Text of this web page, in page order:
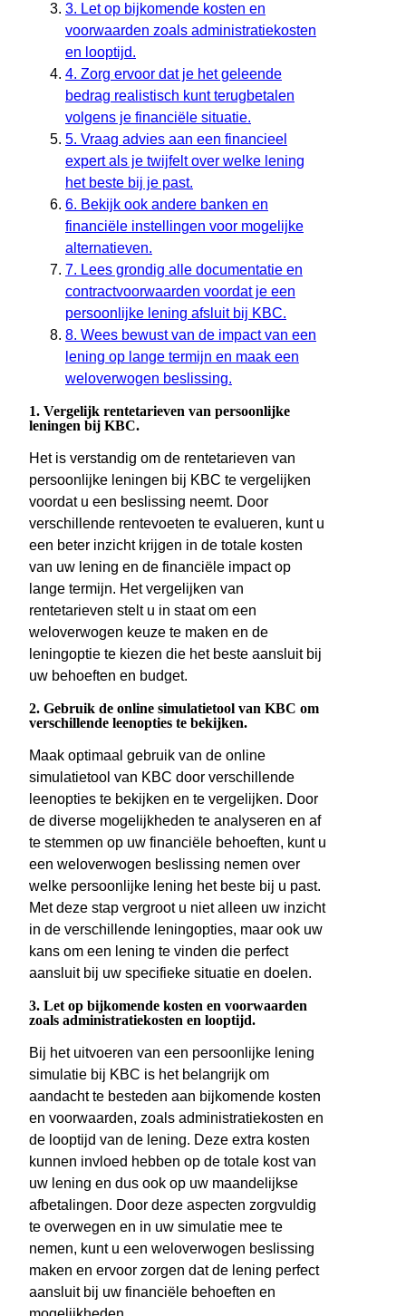
3. Let op bijkomende kosten en
voorwaarden zoals administratiekosten
en looptijd.
4. Zorg ervoor dat je het geleende
bedrag realistisch kunt terugbetalen
volgens je financiële situatie.
5. Vraag advies aan een financieel
expert als je twijfelt over welke lening
het beste bij je past.
6. Bekijk ook andere banken en
financiële instellingen voor mogelijke
alternatieven.
7. Lees grondig alle documentatie en
contractvoorwaarden voordat je een
persoonlijke lening afsluit bij KBC.
8. Wees bewust van de impact van een
lening op lange termijn en maak een
weloverwogen beslissing.
1. Vergelijk rentetarieven van persoonlijke
leningen bij KBC.
Het is verstandig om de rentetarieven van
persoonlijke leningen bij KBC te vergelijken
voordat u een beslissing neemt. Door
verschillende rentevoeten te evalueren, kunt u
een beter inzicht krijgen in de totale kosten
van uw lening en de financiële impact op
lange termijn. Het vergelijken van
rentetarieven stelt u in staat om een
weloverwogen keuze te maken en de
leningoptie te kiezen die het beste aansluit bij
uw behoeften en budget.
2. Gebruik de online simulatietool van KBC om
verschillende leenopties te bekijken.
Maak optimaal gebruik van de online
simulatietool van KBC door verschillende
leenopties te bekijken en te vergelijken. Door
de diverse mogelijkheden te analyseren en af
te stemmen op uw financiële behoeften, kunt u
een weloverwogen beslissing nemen over
welke persoonlijke lening het beste bij u past.
Met deze stap vergroot u niet alleen uw inzicht
in de verschillende leningopties, maar ook uw
kans om een lening te vinden die perfect
aansluit bij uw specifieke situatie en doelen.
3. Let op bijkomende kosten en voorwaarden
zoals administratiekosten en looptijd.
Bij het uitvoeren van een persoonlijke lening
simulatie bij KBC is het belangrijk om
aandacht te besteden aan bijkomende kosten
en voorwaarden, zoals administratiekosten en
de looptijd van de lening. Deze extra kosten
kunnen invloed hebben op de totale kost van
uw lening en dus ook op uw maandelijkse
afbetalingen. Door deze aspecten zorgvuldig
te overwegen en in uw simulatie mee te
nemen, kunt u een weloverwogen beslissing
maken en ervoor zorgen dat de lening perfect
aansluit bij uw financiële behoeften en